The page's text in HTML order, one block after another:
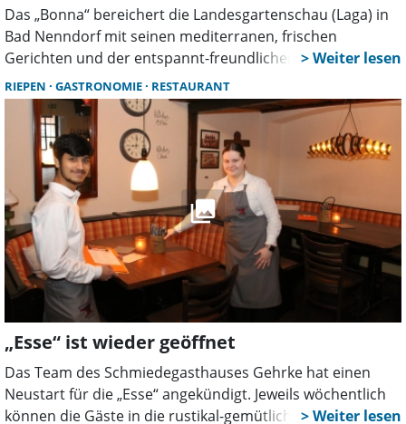
Das „Bonna“ bereichert die Landesgartenschau (Laga) in
Bad Nenndorf mit seinen mediterranen, frischen
Gerichten und der entspannt-freundlichen Atmosphäre
auf seiner Sonnenterrasse. Viele Gäste verbinden den
Laga-Besuch deshalb mit einer Einkehr in das beliebte
Restaurant im Kurhaus.
RIEPEN GASTRONOMIE RESTAURANT
„Esse“ ist wieder geöffnet
Das Team des Schmiedegasthauses Gehrke hat einen
Neustart für die „Esse“ angekündigt. Jeweils wöchentlich
können die Gäste in die rustikal-gemütlich eingerichteten